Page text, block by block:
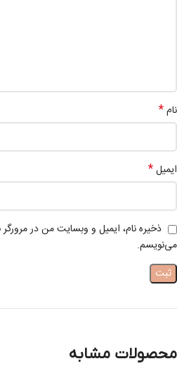
نام*
ایمیل*
ذخیره نام، ایمیل و وبسایت من در مرورگر
می‌نویسم.
محصولات مشابه